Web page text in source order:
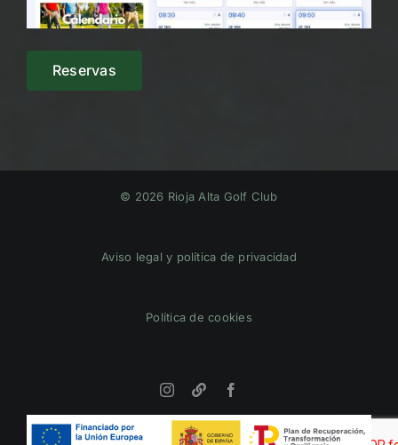
Reservas
© 2026 Rioja Alta Golf Club
Aviso legal y política de privacidad
Política de cookies